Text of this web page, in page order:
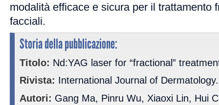
modalità efficace e sicura per il trattamento
facciali.
Storia della pubblicazione:
Titolo: Nd:YAG laser for “fractional”
Rivista: International Journal of
Autori: Gang Ma, Pinru Wu, Xiaoxi Lin, Hui